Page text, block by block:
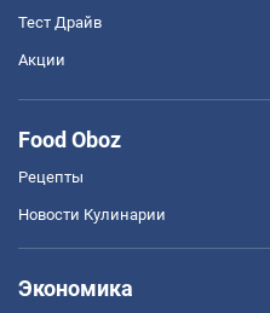
Тест Драйв
Акции
Food Oboz
Рецепты
Новости Кулинарии
Экономика